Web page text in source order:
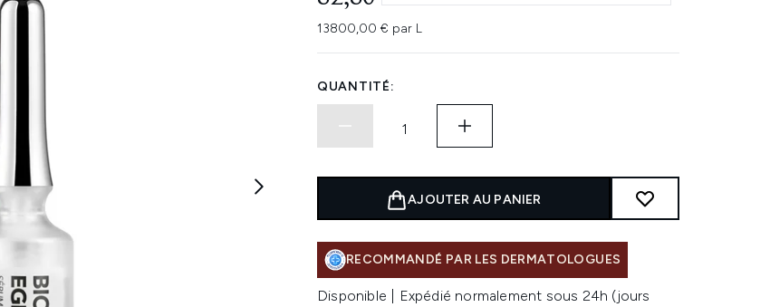
13800,00 € par L
QUANTITÉ:
AJOUTER AU PANIER
RECOMMANDÉ PAR LES DERMATOLOGUES
Disponible | Expédié normalement sous 24h (jours